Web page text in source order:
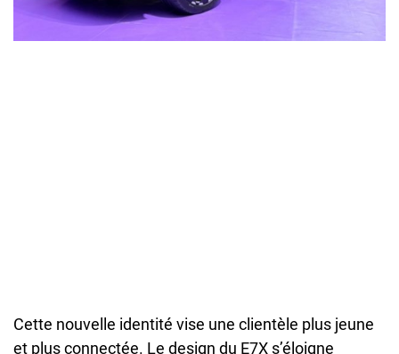
Cette nouvelle identité vise une clientèle plus jeune
et plus connectée. Le design du E7X s’éloigne